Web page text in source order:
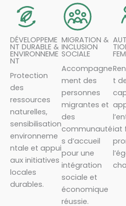
DÉVELOPPEME
NT DURABLE &
ENVIRONNEME
NT
Protection
des
ressources
naturelles,
sensibilisation
environneme
ntale et appui
aux initiatives
locales
durables.
MIGRATION &
INCLUSION
SOCIALE
Accompagne
ment des
personnes
migrantes et
des
communauté
s d’accueil
pour une
intégration
sociale et
économique
réussie.
t
iat